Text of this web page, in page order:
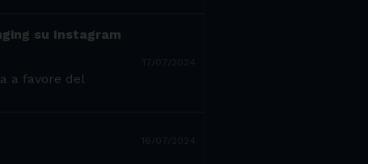
su Instagram
a favore del